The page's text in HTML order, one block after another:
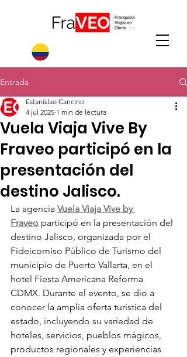
Entrada
Vuela Viaja Vive By
Fraveo participó en la
presentación del
destino Jalisco.
Estanislao Cancino
4 jul 2025 1 min de lectura
La agencia Vuela Viaja Vive by
Fraveo participó en la presentación del
destino Jalisco, organizada por el
Fideicomiso Público de Turismo del
municipio de Puerto Vallarta, en el
hotel Fiesta Americana Reforma
CDMX. Durante el evento, se dio a
conocer la amplia oferta turística del
estado, incluyendo su variedad de
hoteles, servicios, pueblos mágicos,
productos regionales y experiencias